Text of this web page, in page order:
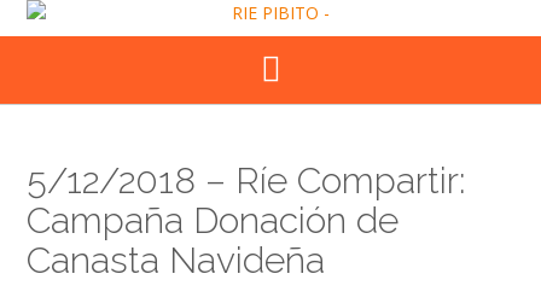
Skip
to
5/12/2018 – Ríe Compartir:
Campaña Donación de
Canasta Navideña